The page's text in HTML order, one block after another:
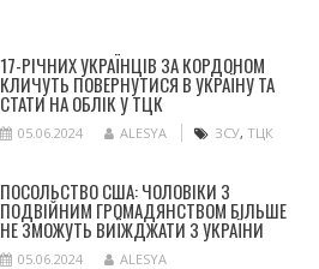
17-РІЧНИХ УКРАЇНЦІВ ЗА КОРДОНОМ
КЛИЧУТЬ ПОВЕРНУТИСЯ В УКРАЇНУ ТА
СТАТИ НА ОБЛІК У ТЦК
05.06.2024 ALESYA ЗСУ, ТЦК
ПОСОЛЬСТВО США: ЧОЛОВІКИ З
ПОДВІЙНИМ ГРОМАДЯНСТВОМ БІЛЬШЕ
НЕ ЗМОЖУТЬ ВИЇЖДЖАТИ З УКРАЇНИ
05.06.2024 ALESYA